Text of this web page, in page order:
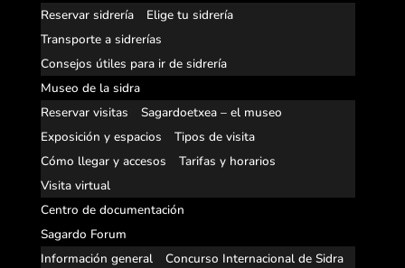
Reservar sidrería
Elige tu sidrería
Transporte a sidrerías
Consejos útiles para ir de sidrería
Museo de la sidra
Reservar visitas
Sagardoetxea – el museo
Exposición y espacios
Tipos de visita
Cómo llegar y accesos
Tarifas y horarios
Visita virtual
Centro de documentación
Sagardo Forum
Información general
Concurso Internacional de Sidra